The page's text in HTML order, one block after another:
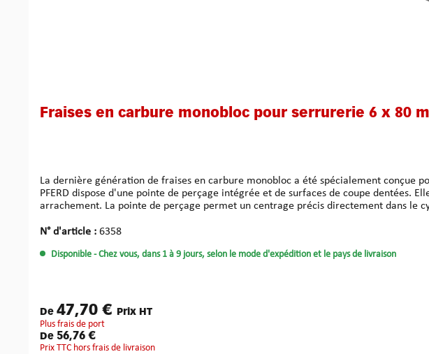
Fraises en carbure monobloc pour serrurerie 6 x 80
La dernière génération de fraises en carbure monobloc a été spécialement conçue
PFERD dispose d'une pointe de perçage intégrée et de surfaces de coupe dentées.
arrachement. La pointe de perçage permet un centrage précis directement dans le cylindre, ce qui garantit un fraisage contrôlé et précis. La disposition spéciale des dents et la géométrie
d'usinage élevé, la fraise peut être utilisée très rapidement et atteint une durée de
N° d'article : 6358
Disponible - Chez vous, dans 1 à 9 jours, selon le mode d'expédition et le pays de livraison
De 47,70 € Prix HT
plus frais de port
De 56,76 €
Prix TTC hors frais de livraison